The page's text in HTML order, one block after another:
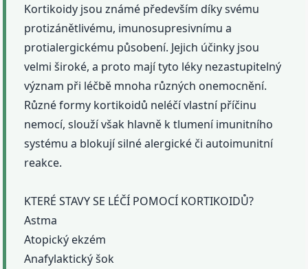
Kortikoidy jsou známé především díky svému
protizánětlivému, imunosupresivnímu a
protialergickému působení. Jejich účinky jsou
velmi široké, a proto mají tyto léky nezastupitelný
význam při léčbě mnoha různých onemocnění.
Různé formy kortikoidů neléčí vlastní příčinu
nemocí, slouží však hlavně k tlumení imunitního
systému a blokují silné alergické či autoimunitní
reakce.
KTERÉ STAVY SE LÉČÍ POMOCÍ KORTIKOIDŮ?
Astma
Atopický ekzém
Anafylaktický šok